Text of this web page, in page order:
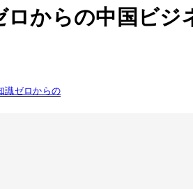
ロからの中国ビジ
識ゼロからの